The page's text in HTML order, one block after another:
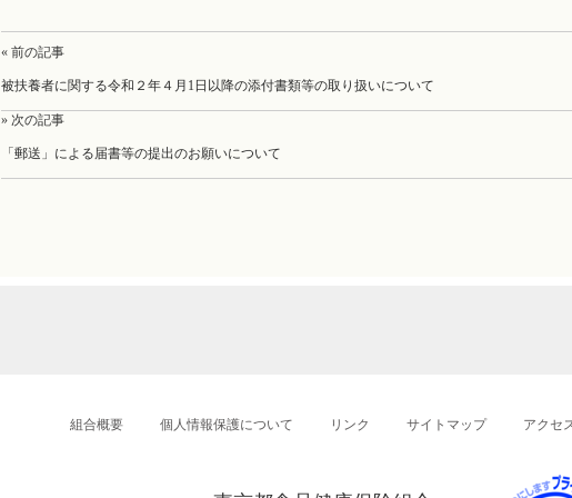
« 前の記事
被扶養者に関する令和２年４月1日以降の添付書類等の取り扱いについて
» 次の記事
「郵送」による届書等の提出のお願いについて
組合概要 個人情報保護について リンク サイトマップ アクセ